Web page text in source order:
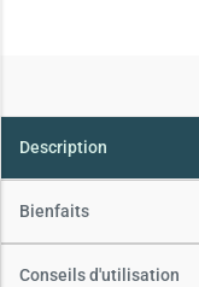
Conseils d'utilisation
Bienfaits
Description